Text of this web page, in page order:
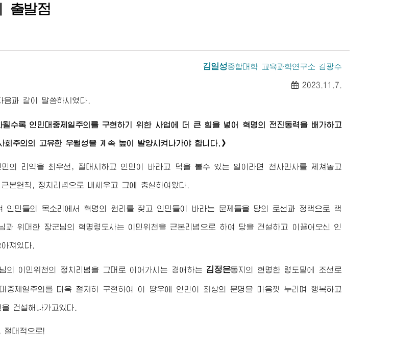
출발점
김일성종합대학 교육과학연구소 김광수
2023.11.7.
음과 같이 말씀하시였다.
될수록 인민대중제일주의를 구현하기 위한 사업에 더 큰 힘을 넣어 혁명의 전진동력을 배가하고
주의의 고유한 우월성을 계속 높이 발양시켜나가야 합니다.》
의 리익을 최우선, 절대시하고 인민이 바라고 덕을 볼수 있는 일이라면 천사만사를 제쳐놓고
본원칙, 정치리념으로 내세우고 그에 충실하여왔다.
인민들의 목소리에서 혁명의 원리를 찾고 인민들이 바라는 문제들을 당의 로선과 정책으로 책
과위대한 장군님 의 혁명령도사는 이민위천을 근본리념으로 하여 당을 건설하고 이끌어오신 인
져있다.
의 이민위천의 정치리념을 그대로 이어가시는 경애하는 김정은동지의 현명한 령도밑에 조선로
중제일주의를 더욱 철저히 구현하여 이 땅우에 인민이 최상의 문명을 마음껏 누리며 행복하고
건설해나가고있다.
절대적으로!